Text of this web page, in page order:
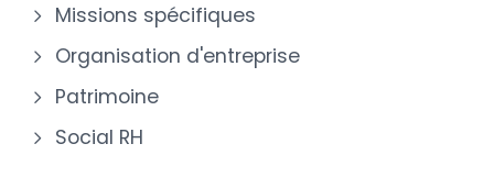
Missions spécifiques
Organisation d'entreprise
Patrimoine
Social RH